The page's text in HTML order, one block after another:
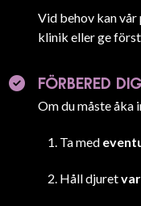
Vid behov kan
klinik eller ge
FÖRBERED
Om du måste åka
Ta med
Håll djuret